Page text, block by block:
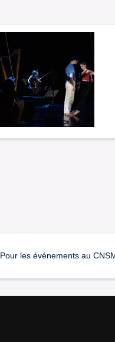
Pour les événements au